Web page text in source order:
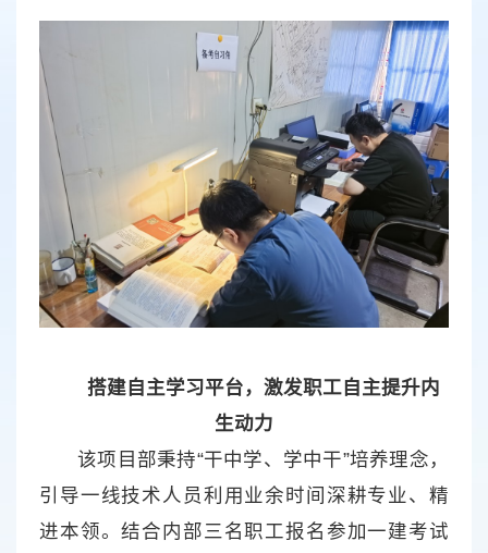
搭建自主学习平台，激发职工自主提升内
生动力
该项目部秉持“干中学、学中干”培养理念，
引导一线技术人员利用业余时间深耕专业、精
进本领。结合内部三名职工报名参加一建考试